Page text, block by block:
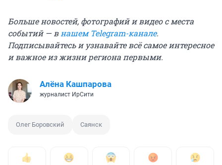
Больше новостей, фотографий и видео с места
событий — внашем Telegram-канале.
Подписывайтесь и узнавайте всё самое интересное
и важное из жизни региона первыми.
Алёна Кашпарова
журналист ИрСити
Олег Боровский Саянск